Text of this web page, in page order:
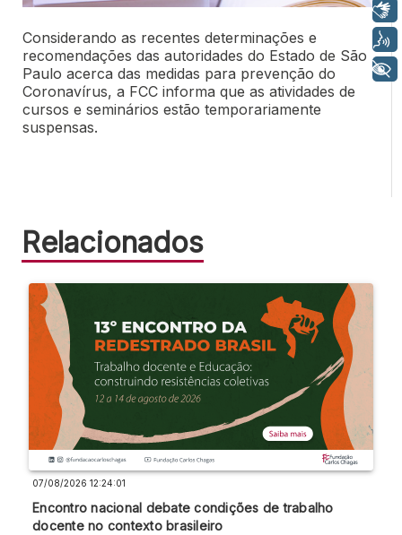
Considerando as recentes determinações e
recomendações das autoridades do Estado de São
Paulo acerca das medidas para prevenção do
Coronavírus, a FCC informa que as atividades de
cursos e seminários estão temporariamente
suspensas.
Relacionados
07/08/2026 12:24:01
Encontro nacional debate condições de trabalho
docente no contexto brasileiro
Libras
+ Acessibilidade